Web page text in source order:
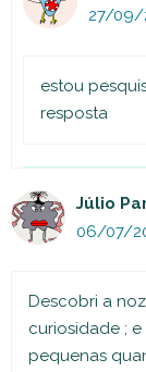
27/09/
estou
resposta
Júlio
06/07/
Descobri a
curiosidade ;
pequenas